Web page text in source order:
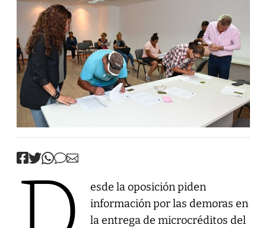
esde la oposición piden
información por las demoras en
la entrega de microcréditos del